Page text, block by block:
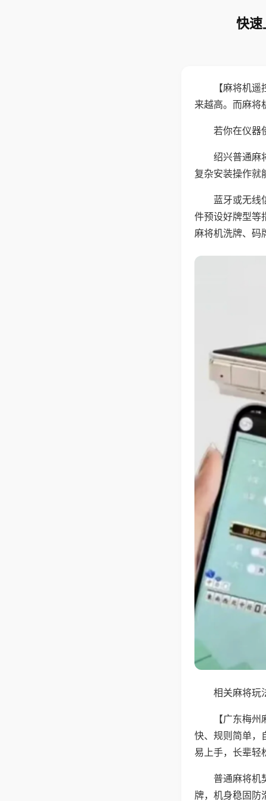
快速
【麻将机
来越高。而麻将
若你在仪器
绍兴普通麻
复杂安装操作就
蓝牙或无线
件预设好牌型等
麻将机洗牌、码
相关麻将玩
【广东梅
快、规则简单，
易上手，长辈轻
普通麻将机
牌，机身稳固防